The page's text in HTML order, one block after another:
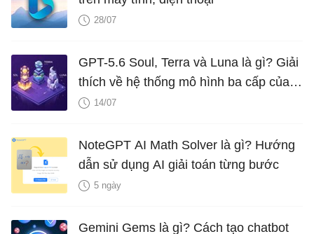
28/07
GPT-5.6 Soul, Terra và Luna là gì? Giải
thích về hệ thống mô hình ba cấp của
OpenAI
14/07
NoteGPT AI Math Solver là gì? Hướng
dẫn sử dụng AI giải toán từng bước
5 ngày
Gemini Gems là gì? Cách tạo chatbot